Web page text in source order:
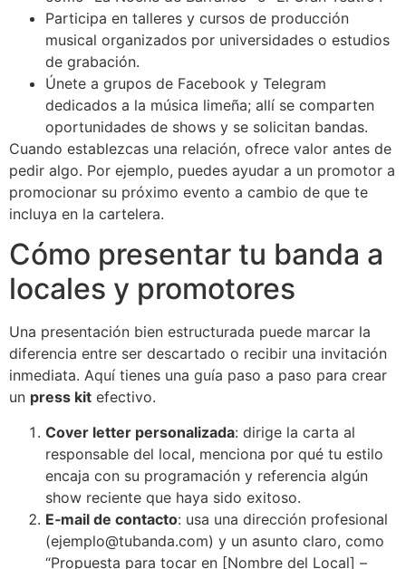
Participa en talleres y cursos de producción
musical organizados por universidades o estudios
de grabación.
Únete a grupos de Facebook y Telegram
dedicados a la música limeña; allí se comparten
oportunidades de shows y se solicitan bandas.
Cuando establezcas una relación, ofrece valor antes de
pedir algo. Por ejemplo, puedes ayudar a un promotor a
promocionar su próximo evento a cambio de que te
incluya en la cartelera.
Cómo presentar tu banda a
locales y promotores
Una presentación bien estructurada puede marcar la
diferencia entre ser descartado o recibir una invitación
inmediata. Aquí tienes una guía paso a paso para crear
un press kit efectivo.
Cover letter personalizada: dirige la carta al
responsable del local, menciona por qué tu estilo
encaja con su programación y referencia algún
show reciente que haya sido exitoso.
E‑mail de contacto: usa una dirección profesional
(ejemplo@tubanda.com) y un asunto claro, como
“Propuesta para tocar en [Nombre del Local] –